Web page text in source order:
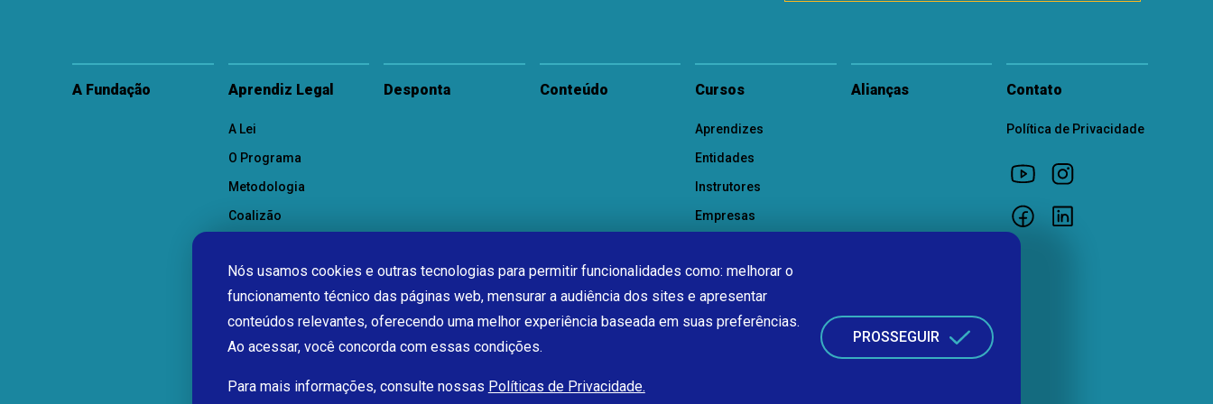
A Fundação Aprendiz Legal
A Lei
O Programa
Metodologia
Coalizão
Desponta Conteúdo Cursos
Aprendizes
Entidades
Instrutores
Empresas
Alianças Contato
Política de Privacidade
Nós usamos cookies e outras tecnologias para permitir funcionalidades como: melhorar o
funcionamento técnico das páginas web, mensurar a audiência dos sites e apresentar
conteúdos relevantes, oferecendo uma melhor experiência baseada em suas preferências.
Ao acessar, você concorda com essas condições.
Para mais informações, consulte nossas Políticas de Privacidade.
PROSSEGUIR